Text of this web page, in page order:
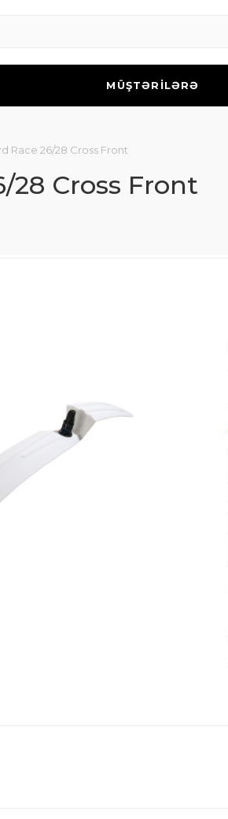
MÜŞTƏRİLƏRƏ
Race 26/28 Cross Front
28 Cross Front